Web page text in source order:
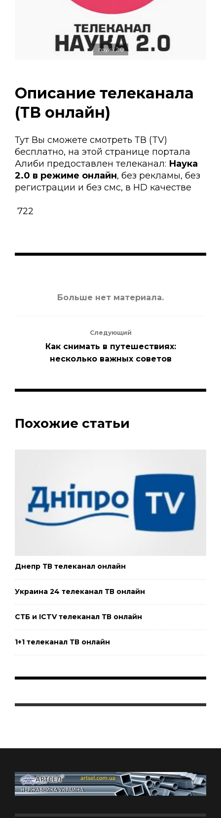
nayka 2 0
Описание телеканала
(ТВ онлайн)
Тут Вы сможете смотреть ТВ (TV)
бесплатно, на этой странице портала
Алиби предоставлен телеканал: Наука
2.0 в режиме онлайн, без рекламы, без
регистрации и без смс, в HD качестве
722
Больше нет материала.
Следующий
Как снимать в путешествиях:
несколько важных советов
Похожие статьи
Днепр ТВ телеканал онлайн
Украина 24 телеканал ТВ онлайн
СТБ и ICTV телеканал ТВ онлайн
1+1 телеканал ТВ онлайн